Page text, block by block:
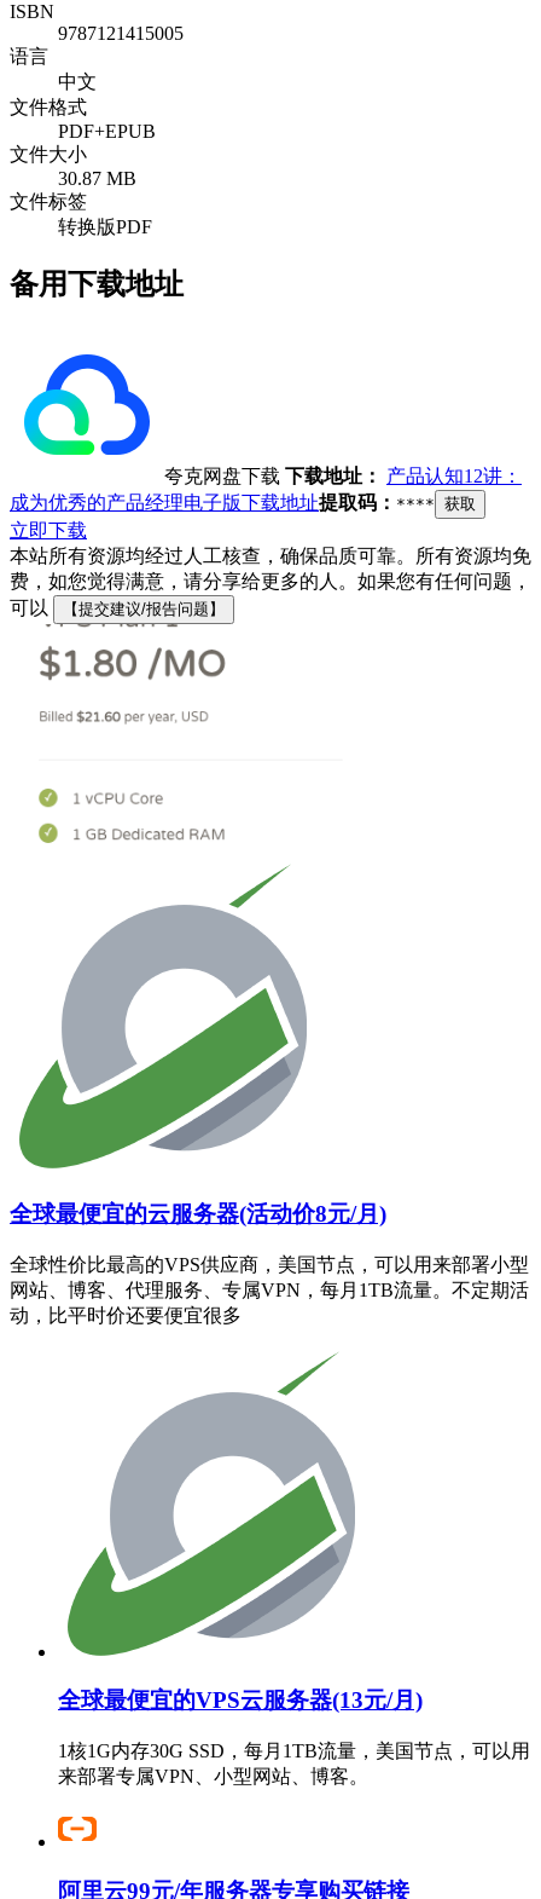
ISBN
9787121415005
语言
中文
文件格式
PDF+EPUB
文件大小
30.87 MB
文件标签
转换版PDF
备用下载地址
夸克网盘下载 下载地址： 产品认知12讲：
成为优秀的产品经理电子版下载地址提取码： **** 获取
立即下载
本站所有资源均经过人工核查，确保品质可靠。所有资源均免
费，如您觉得满意，请分享给更多的人。如果您有任何问题，
可以
【提交建议/报告问题】
全球最便宜的云服务器(活动价8元/月)
全球性价比最高的VPS供应商，美国节点，可以用来部署小型
网站、博客、代理服务、专属VPN，每月1TB流量。不定期活
动，比平时价还要便宜很多
全球最便宜的VPS云服务器(13元/月)
1核1G内存30G SSD，每月1TB流量，美国节点，可以用
来部署专属VPN、小型网站、博客。
阿里云99元/年服务器专享购买链接